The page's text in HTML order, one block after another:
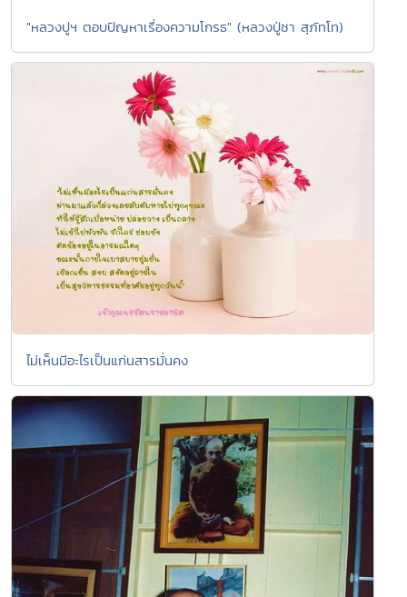
"หลวงปูฯ ตอบปัญหาเรื่องความโกรธ" (หลวงปู่ชา สุภัทโท)
ไม่เห็นมีอะไรเป็นแก่นสารมั่นคง